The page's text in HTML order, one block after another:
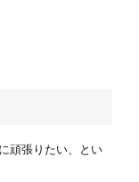
頑張りたい、とい